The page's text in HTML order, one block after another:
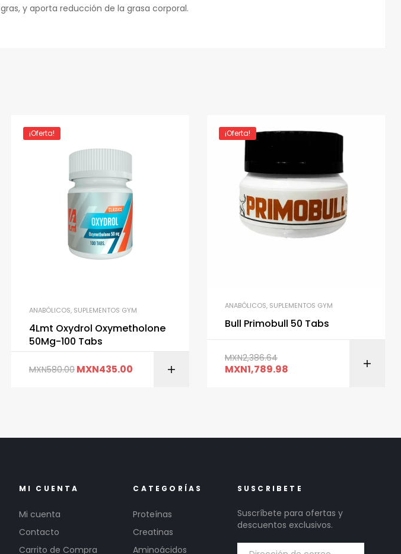
y aporta reducción de la grasa corporal.
AÑADIR AL CARRITO
¡Oferta!
ANABÓLICOS, SUPLEMENTOS GYM
4Lmt Oxydrol Oxymetholone
50Mg-100 Tabs
MXN580.00 MXN435.00 AÑADIR AL CARRITO
¡Oferta!
ANABÓLICOS, SUPLEMENTOS GYM
Bull Primobull 50 Tabs
MXN2,386.64
MXN1,789.98
MI CUENTA
Mi cuenta
Contacto
Carrito de Compra
CATEGORÍAS
Proteínas
Creatinas
Aminoácidos
SUSCRIBETE
Suscríbete para ofertas y
descuentos exclusivos.